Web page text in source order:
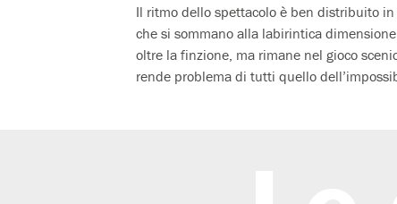
Il ritmo dello spettacolo è ben distribuito
che si sommano alla labirintica
oltre la finzione, ma rimane nel gioco
rende problema di tutti quello